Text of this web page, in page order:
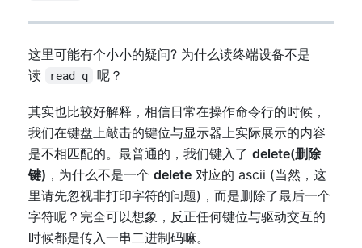
这里可能有个小小的疑问? 为什么读终端设备不是
读
read_q 呢？
其实也比较好解释，相信日常在操作命令行的时候，
我们在键盘上敲击的键位与显示器上实际展示的内容
是不相匹配的。最普通的，我们键入了 delete(删除
键) ，为什么不是一个 delete 对应的 ascii (当然，这
里请先忽视非打印字符的问题)，而是删除了最后一个
字符呢？完全可以想象，反正任何键位与驱动交互的
时候都是传入一串二进制码嘛。